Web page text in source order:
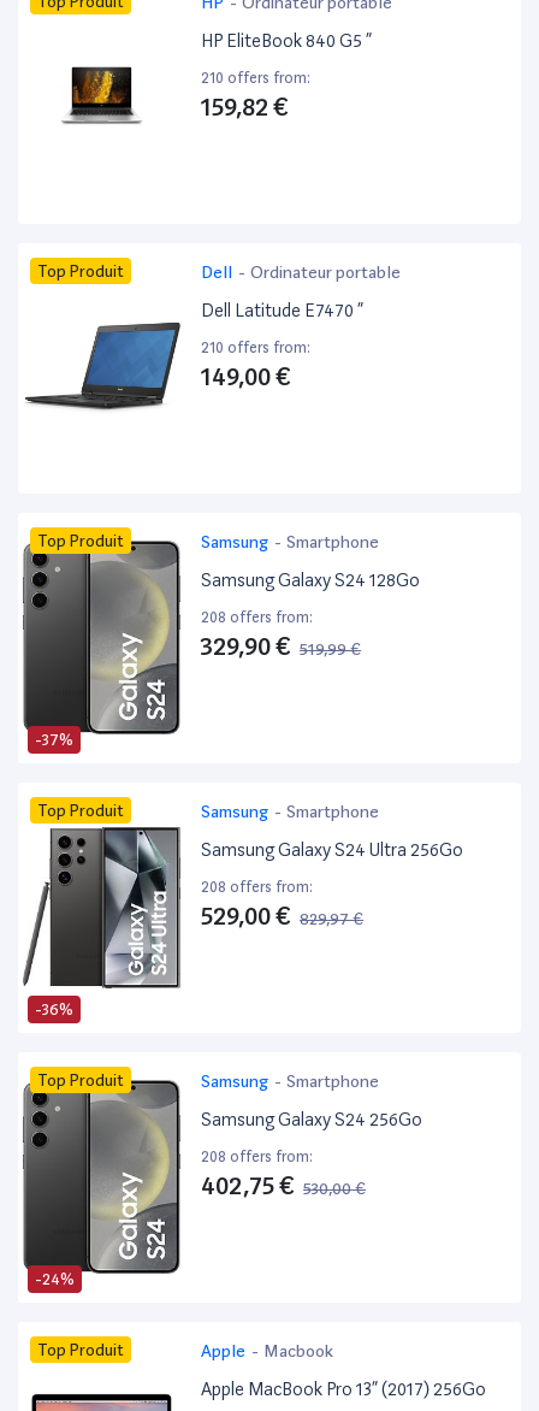
HP EliteBook 840 G5 ”
210 offers from:
159,82 €
Top Produit Dell - Ordinateur portable
Dell Latitude E7470 ”
210 offers from:
149,00 €
-37%
Top Produit Samsung - Smartphone
Samsung Galaxy S24 128Go
208 offers from:
329,90 € 519,99 €
-36%
Top Produit Samsung - Smartphone
Samsung Galaxy S24 Ultra 256Go
208 offers from:
529,00 € 829,97 €
-24%
Top Produit Samsung - Smartphone
Samsung Galaxy S24 256Go
208 offers from:
402,75 € 530,00 €
Top Produit Apple - Macbook
Apple MacBook Pro 13” (2017) 256Go